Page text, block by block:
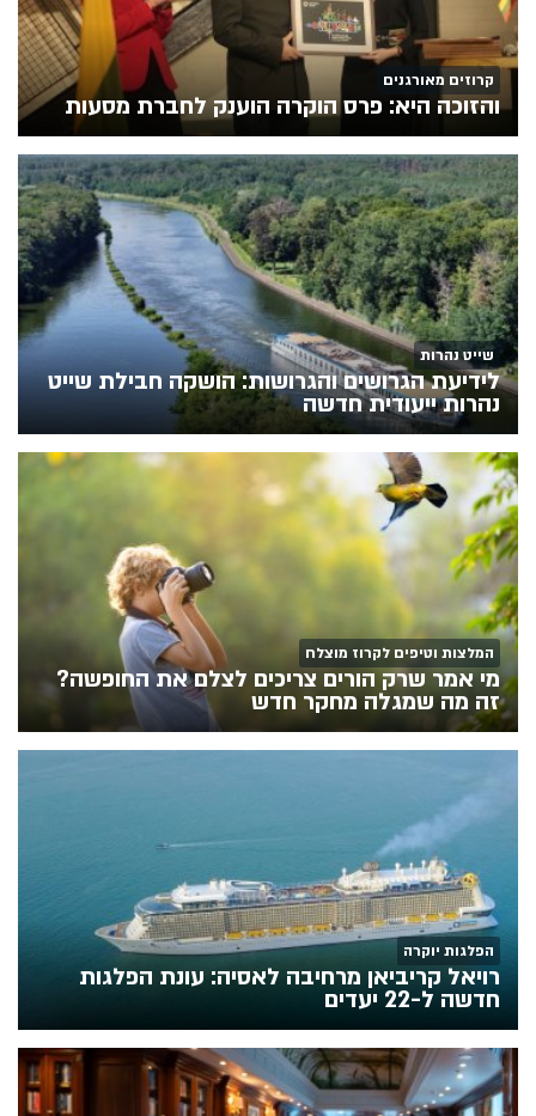
קרוזים מאורגנים
והזוכה היא: פרס הוקרה הוענק לחברת מסעות
שייט נהרות
לידיעת הגרושים והגרושות: הושקה חבילת שייט
נהרות ייעודית חדשה
המלצות וטיפים לקרוז מוצלח
מי אמר שרק הורים צריכים לצלם את החופשה?
זה מה שמגלה מחקר חדש
הפלגות יוקרה
רויאל קריביאן מרחיבה לאסיה: עונת הפלגות
חדשה ל-22 יעדים